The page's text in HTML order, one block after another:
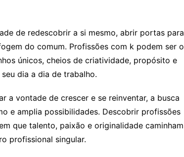
de redescobrir a si mesmo, abrir portas para
do comum. Profissões com k podem ser o
únicos, cheios de criatividade, propósito e
dia a dia de trabalho.
a vontade de crescer e se reinventar, a busca
e amplia possibilidades. Descobrir profissões
que talento, paixão e originalidade caminham
profissional singular.